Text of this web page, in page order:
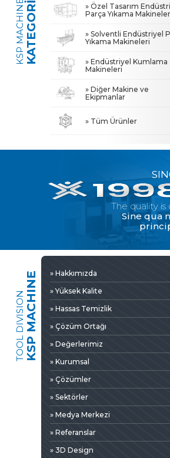
» Endüstriyel
Tüm hakkı saklıdır. Sitemizde kullanılan tüm
KSP Machine'a ait olup izinsiz kullanımı hukuki
» Hakkımızda
» Hassas Temizlik
» Çözümler
» Referanslar
» Üretim
» Kariyer
» İletişim
» Haber & Fuar
KSP MACHINEKATEGORİLER
» Özel Tasarım
Parça Yıkama
» Solventli Endüstriyel
Yıkama Makineleri
» Endüstriyel Kumlama
Makineleri
» Diğer Makine ve
Ekipmanlar
» Tüm Ürünler
The quality is
Sine qua
TOOL DIVISIONKSP MACHINE
» Hakkımızda
» Yüksek Kalite
» Hassas Temizlik
» Çözüm Ortağı
» Değerlerimiz
» Kurumsal
» Çözümler
» Sektörler
» Medya Merkezi
» Referanslar
» 3D Design